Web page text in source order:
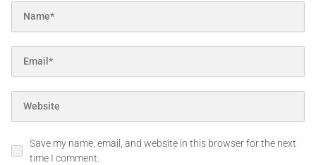
Save my name, email, and website in this browser for the next
time I comment.